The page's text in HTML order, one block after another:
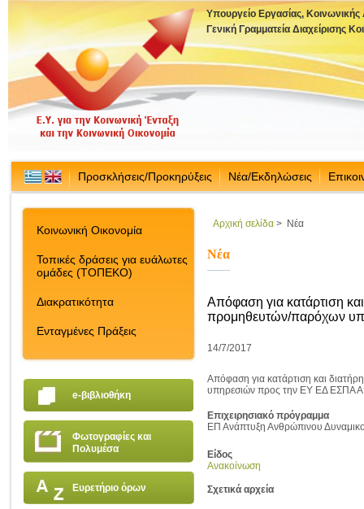
Υπουργείο Εργασίας,
Γενική Γραμματεία Διαχείρισης
Προσκλήσεις/Προκηρύξεις Νέα/Εκδηλώσεις
Κοινωνική Οικονομία
Τοπικές δράσεις για ευάλωτες
ομάδες (ΤΟΠΕΚΟ)
Διακρατικότητα
Ενταγμένες Πράξεις
e-βιβλιοθήκη
Φωτογραφίες και
Πολυμέσα
Ευρετήριο όρων
Αρχική σελίδα > Νέα
Νέα
Απόφαση για κατάρτιση
προμηθευτών/παρόχων
14/7/2017
Απόφαση για κατάρτιση και
υπηρεσιών προς την ΕΥ ΕΔ ΕΣΠΑ
Επιχειρησιακό πρόγραμμα
ΕΠ Ανάπτυξη Ανθρώπινου
Είδος
Ανακοίνωση
Σχετικά αρχεία